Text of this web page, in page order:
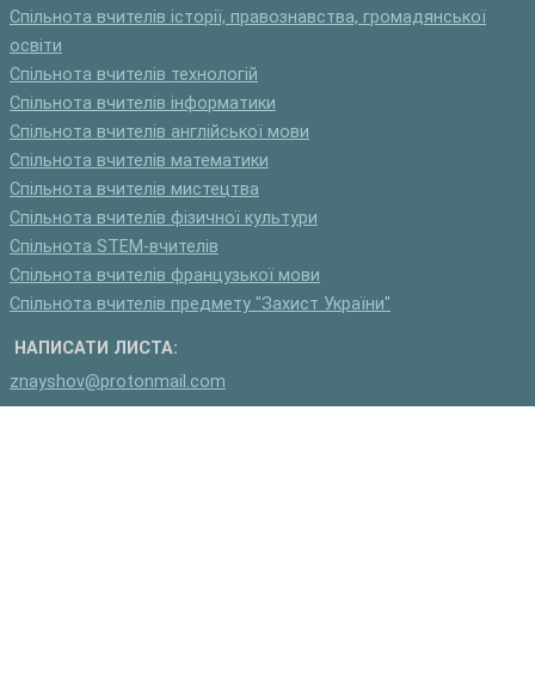
Спільнота вчителів історії, правознавства, громадянської
освіти
Спільнота вчителів технологій
Спільнота вчителів інформатики
Спільнота вчителів англійської мови
Спільнота вчителів математики
Спільнота вчителів мистецтва
Спільнота вчителів фізичної культури
Спільнота STEM-вчителів
Спільнота вчителів французької мови
Спільнота вчителів предмету "Захист України"
НАПИСАТИ ЛИСТА:
znayshov@protonmail.com